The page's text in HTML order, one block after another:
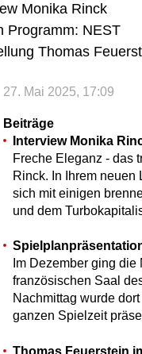
Monika Rinck
Programm: NEST
Thomas
27. Mai 2025, 17:09
Beiträge
Interview Monika
Freche Eleganz - das
Rinck. In Ihrem
sich mit einigen
und dem
Im Dezember ging
französischen Saal
Nachmittag wurde
ganzen Spielzeit
Thomas Feuerstein